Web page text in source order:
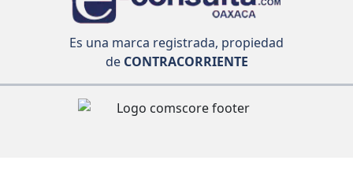
Es una marca registrada, propiedad
deCONTRACORRIENTE